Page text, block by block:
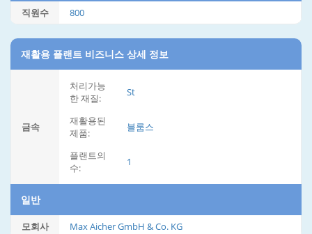
직원수 800
재활용 플랜트 비즈니스 상세 정보
금속
처리가능
한 재질:
St
재활용된
제품:
블룸스
플랜트의
수:
1
일반
모회사 Max Aicher GmbH & Co. KG